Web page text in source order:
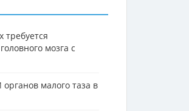
требуется
мозга с
малого таза в